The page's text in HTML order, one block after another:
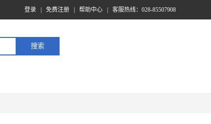
登录 免费注册 帮助中心 客服热线：028-85507908